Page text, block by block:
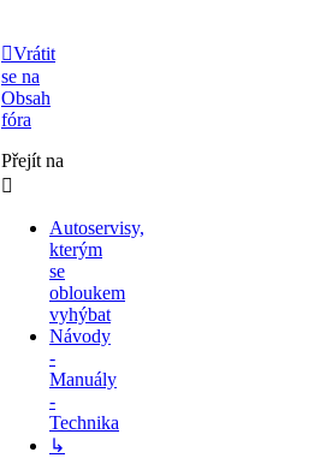
Vrátit
se na
Obsah
fóra
Přejít na
Autoservisy,
kterým
se
obloukem
vyhýbat
Návody
-
Manuály
-
Technika
↳